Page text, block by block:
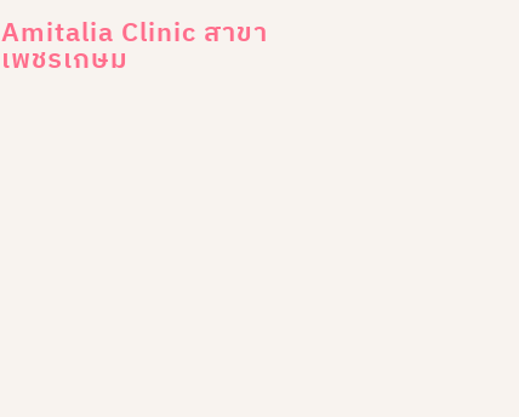
Amitalia Clinic สาขา
เพชรเกษม